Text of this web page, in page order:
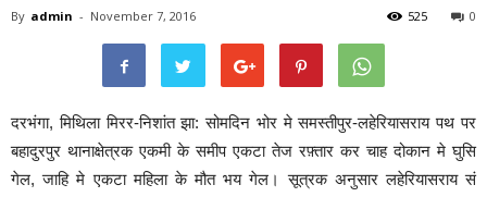
By admin - November 7, 2016 0
525
दरभंगा, मिथिला मिरर-निशांत झा: सोमदिन भोर मे समस्तीपुर-लहेरियासराय पथ पर
बहादुरपुर थानाक्षेत्रक एकमी के समीप एकटा तेज रफ़्तार कर चाह दोकान मे घुसि
गेल, जाहि मे एकटा महिला के मौत भय गेल। सूत्रक अनुसार लहेरियासराय सं